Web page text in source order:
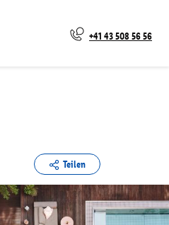
+41 43 508 56 56
Teilen